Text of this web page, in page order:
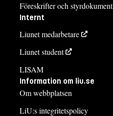
Föreskrifter och styrdokument
Internt
Liunet medarbetare
Liunet student
LISAM
Information om liu.se
Om webbplatsen
LiU:s integritetspolicy